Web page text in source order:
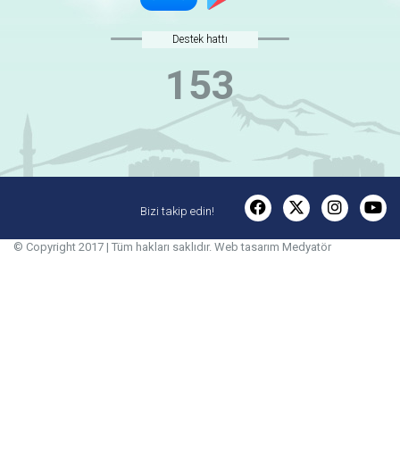
Destek hattı
153
Bizi takip edin!
© Copyright 2017 | Tüm hakları saklıdır. Web tasarım Medyatör